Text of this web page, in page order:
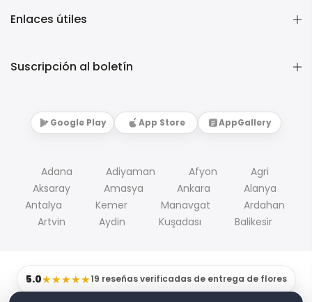
Enlaces útiles
Suscripción al boletín
Google Play App Store AppGallery
Adana Adiyaman Afyon
Agri
Aksaray
Amasya Ankara
Alanya
Antalya
Kemer Manavgat
Ardahan
Artvin
Aydin Kuşadası Balikesir
5.0★★★★★19 reseñas verificadas de entrega de flores